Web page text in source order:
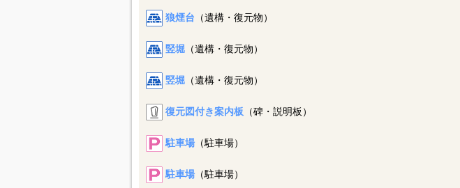
狼煙台 （遺構・復元物）
竪堀（遺構・復元物）
竪堀（遺構・復元物）
復元図付き案内板 （碑・説明板）
駐車場（駐車場）
駐車場（駐車場）